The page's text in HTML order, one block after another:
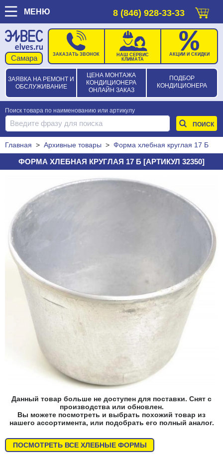
МЕНЮ 8 (846) 928-33-33
ЗАЯВКА НА РЕМОНТ И
ОБСЛУЖИВАНИЕ
ЦЕНА МОНТАЖА
КОНДИЦИОНЕРА
ОНЛАЙН ЗАКАЗ
ПОДБОР
КОНДИЦИОНЕРА
ЗАКАЗАТЬ ЗВОНОК
НАШ СЕРВИС
КЛИМАТА
АКЦИИ И СКИДКИ
Поиск товара по наименованию или артикулу
Главная > Архивные товары > Форма хлебная круглая 17 Б
ФОРМА ХЛЕБНАЯ КРУГЛАЯ 17 Б [АРТИКУЛ 32350]
Данный товар больше не доступен для поставки. Снят с
производства или обновлен.
Вы можете посмотреть и выбрать похожий товар из
нашего ассортимента, или подобрать его полный аналог.
ПОСМОТРЕТЬ ВСЕ ХЛЕБНЫЕ ФОРМЫ